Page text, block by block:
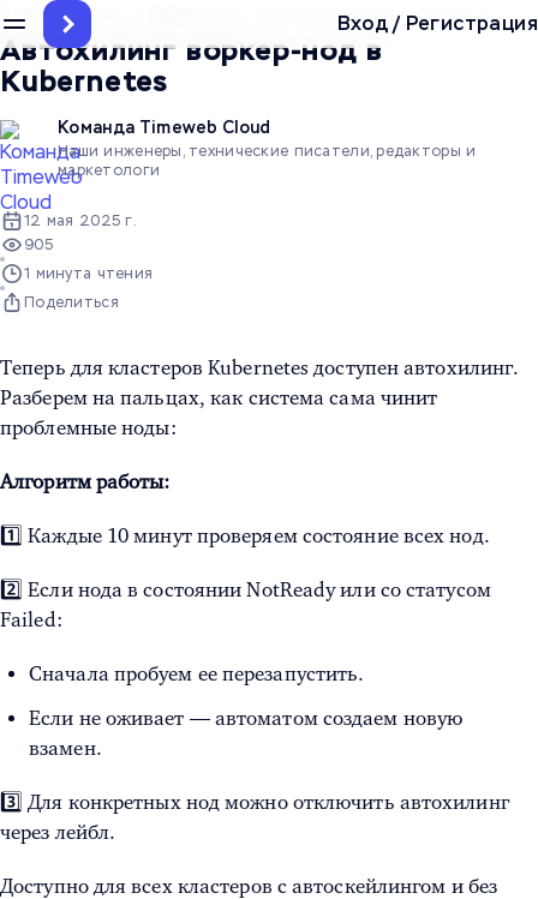
Вход/ Регистрация
Главная Блог
Автохилинг воркер-нод в
Kubernetes
Команда Timeweb Cloud
Наши инженеры, технические писатели, редакторы и
маркетологи
12 мая 2025 г.
905
1 минута чтения
Поделиться
Теперь для кластеров Kubernetes доступен автохилинг.
Разберем на пальцах, как система сама чинит
проблемные ноды:
Алгоритм работы:
1️⃣ Каждые 10 минут проверяем состояние всех нод.
2️⃣ Если нода в состоянии NotReady или со статусом
Failed:
Сначала пробуем ее перезапустить.
Если не оживает — автоматом создаем новую
взамен.
3️⃣ Для конкретных нод можно отключить автохилинг
через лейбл.
Доступно для всех кластеров с автоскейлингом и без